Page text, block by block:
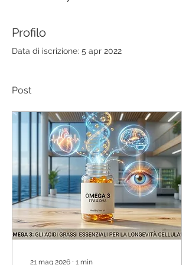
Profilo
Data di iscrizione: 5 apr 2022
Post
21 mag 2026 ∙ 1 min